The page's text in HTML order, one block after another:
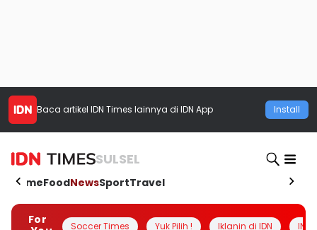
Baca artikel IDN Times lainnya di IDN App Install
SULSEL
HomeFoodNewsSportTravel
For
Soccer Times Yuk Pilih ! Iklanin di IDN